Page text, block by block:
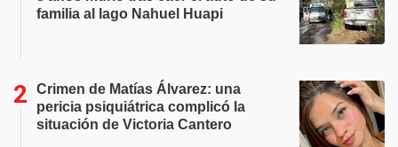
familia al lago Nahuel Huapi
Crimen de Matías Álvarez: una
pericia psiquiátrica complicó la
situación de Victoria Cantero